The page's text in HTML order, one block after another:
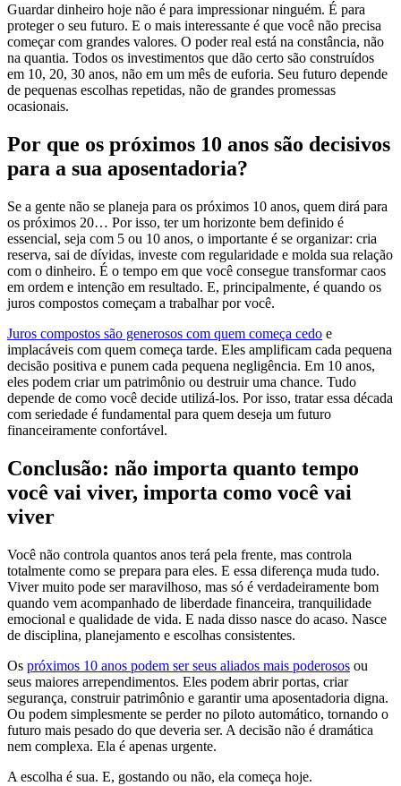
Guardar dinheiro hoje não é para impressionar ninguém. É para
proteger o seu futuro. E o mais interessante é que você não precisa
começar com grandes valores. O poder real está na constância, não
na quantia. Todos os investimentos que dão certo são construídos
em 10, 20, 30 anos, não em um mês de euforia. Seu futuro depende
de pequenas escolhas repetidas, não de grandes promessas
ocasionais.
Por que os próximos 10 anos são decisivos
para a sua aposentadoria?
Se a gente não se planeja para os próximos 10 anos, quem dirá para
os próximos 20… Por isso, ter um horizonte bem definido é
essencial, seja com 5 ou 10 anos, o importante é se organizar: cria
reserva, sai de dívidas, investe com regularidade e molda sua relação
com o dinheiro. É o tempo em que você consegue transformar caos
em ordem e intenção em resultado. E, principalmente, é quando os
juros compostos começam a trabalhar por você.
Juros compostos são generosos com quem começa cedo e
implacáveis com quem começa tarde. Eles amplificam cada pequena
decisão positiva e punem cada pequena negligência. Em 10 anos,
eles podem criar um patrimônio ou destruir uma chance. Tudo
depende de como você decide utilizá-los. Por isso, tratar essa década
com seriedade é fundamental para quem deseja um futuro
financeiramente confortável.
Conclusão: não importa quanto tempo
você vai viver, importa como você vai
viver
Você não controla quantos anos terá pela frente, mas controla
totalmente como se prepara para eles. E essa diferença muda tudo.
Viver muito pode ser maravilhoso, mas só é verdadeiramente bom
quando vem acompanhado de liberdade financeira, tranquilidade
emocional e qualidade de vida. E nada disso nasce do acaso. Nasce
de disciplina, planejamento e escolhas consistentes.
Os próximos 10 anos podem ser seus aliados mais poderosos ou
seus maiores arrependimentos. Eles podem abrir portas, criar
segurança, construir patrimônio e garantir uma aposentadoria digna.
Ou podem simplesmente se perder no piloto automático, tornando o
futuro mais pesado do que deveria ser. A decisão não é dramática
nem complexa. Ela é apenas urgente.
A escolha é sua. E, gostando ou não, ela começa hoje.